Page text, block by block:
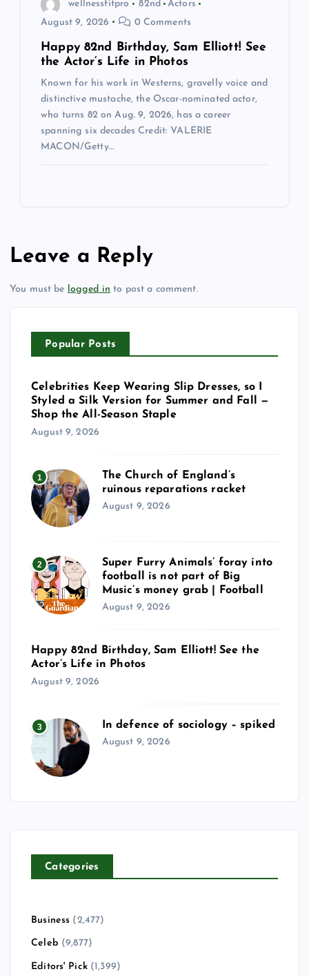
wellnessfitpro 82nd
Actors
August 9, 2026
0 Comments
Happy 82nd Birthday, Sam Elliott! See
the Actor’s Life in Photos
Known for his work in Westerns, gravelly voice and
distinctive mustache, the Oscar-nominated actor,
who turns 82 on Aug. 9, 2026, has a career
spanning six decades Credit: VALERIE
MACON/Getty…
Leave a Reply
You must be logged in to post a comment.
Popular Posts
Celebrities Keep Wearing Slip Dresses, so I
Styled a Silk Version for Summer and Fall —
Shop the All-Season Staple
August 9, 2026
1
The Church of England’s
ruinous reparations racket
August 9, 2026
2
Super Furry Animals’ foray into
football is not part of Big
Music’s money grab | Football
August 9, 2026
Happy 82nd Birthday, Sam Elliott! See the
Actor’s Life in Photos
August 9, 2026
3 In defence of sociology – spiked
August 9, 2026
Categories
Business (2,477)
Celeb (9,877)
Editors' Pick(1,399)